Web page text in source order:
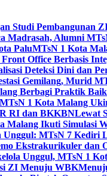
Studi Pembangunan
Madrasah, Alumni
PaluMTsN 1 Kota
Office Berbasis
Deteksi Dini dan
Gemilang, Murid
Berbagi Praktik
1 Kota Malang
RI dan BKKBNLewat
Ikuti Simulasi
MTsN 7 Kediri
Ekstrakurikuler dan
Unggul, MTsN 1
ZI Menuju WBK